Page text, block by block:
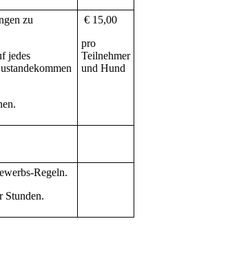
zu
jedes
€ 15,00
pro
Teilnehmer
und Hund
Regeln.
Stunden.